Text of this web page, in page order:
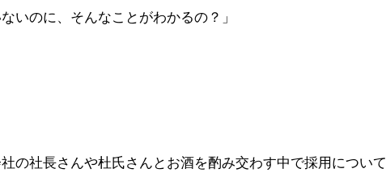
いのに、そんなことがわかるの？」
の社長さんや杜氏さんとお酒を酌み交わす中で採用につい